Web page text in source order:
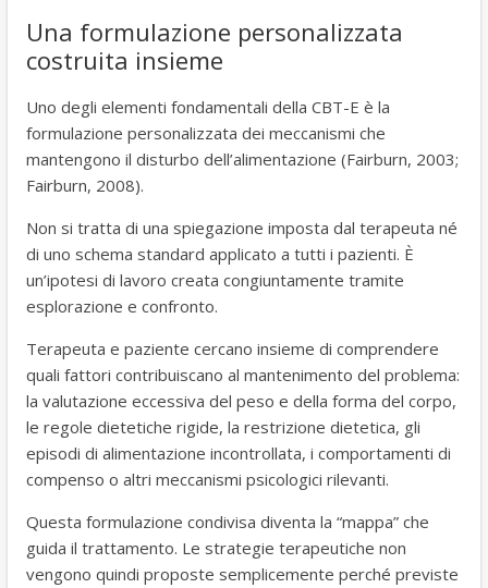
Una formulazione personalizzata
costruita insieme
Uno degli elementi fondamentali della CBT-E è la
formulazione personalizzata dei meccanismi che
mantengono il disturbo dell’alimentazione (Fairburn, 2003;
Fairburn, 2008).
Non si tratta di una spiegazione imposta dal terapeuta né
di uno schema standard applicato a tutti i pazienti. È
un’ipotesi di lavoro creata congiuntamente tramite
esplorazione e confronto.
Terapeuta e paziente cercano insieme di comprendere
quali fattori contribuiscano al mantenimento del problema:
la valutazione eccessiva del peso e della forma del corpo,
le regole dietetiche rigide, la restrizione dietetica, gli
episodi di alimentazione incontrollata, i comportamenti di
compenso o altri meccanismi psicologici rilevanti.
Questa formulazione condivisa diventa la “mappa” che
guida il trattamento. Le strategie terapeutiche non
vengono quindi proposte semplicemente perché previste